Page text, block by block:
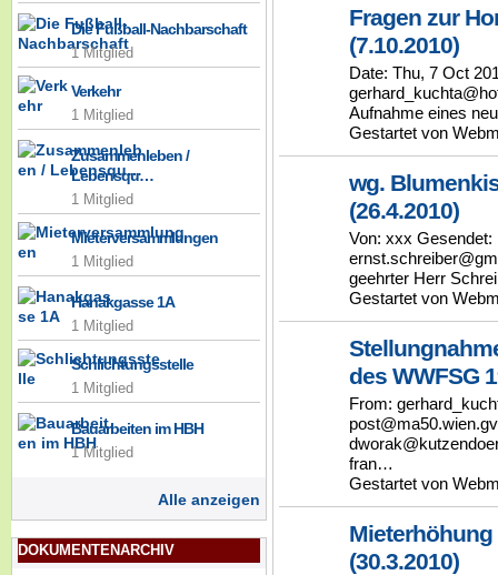
Die Fußball-Nachbarschaft
1 Mitglied
Verkehr
1 Mitglied
Zusammenleben /
Lebensqu…
1 Mitglied
Mieterversammlungen
1 Mitglied
Hanakgasse 1A
1 Mitglied
Schlichtungsstelle
1 Mitglied
Bauarbeiten im HBH
1 Mitglied
Alle anzeigen
DOKUMENTENARCHIV
Fragen zur
(7.10.2010)
Date: Thu, 7 Oct
Aufnahme eines
Gestartet von
wg.
(26.4.2010)
Von: xxx Gesendet:
geehrter Herr
Gestartet von
des WWFSG
From:
fran…
Gestartet von
(30.3.2010)